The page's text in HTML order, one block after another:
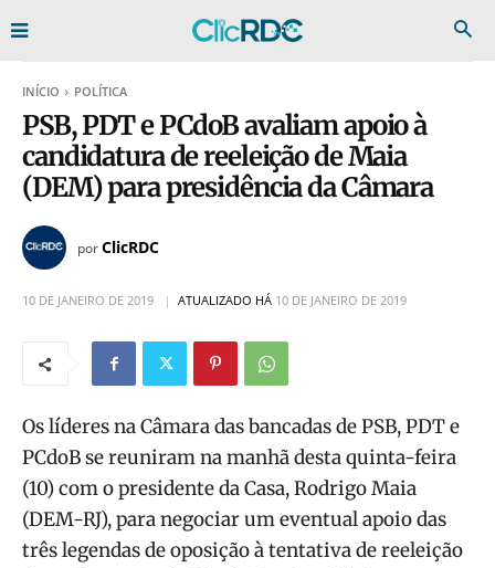
INÍCIO POLÍTICA
PSB, PDT e PCdoB avaliam apoio à
candidatura de reeleição de Maia
(DEM) para presidência da Câmara
porClicRDC
10 DE JANEIRO DE 2019 ATUALIZADO HÁ 10 DE JANEIRO DE 2019
Os líderes na Câmara das bancadas de PSB, PDT e
PCdoB se reuniram na manhã desta quinta-feira
(10) com o presidente da Casa, Rodrigo Maia
(DEM-RJ), para negociar um eventual apoio das
três legendas de oposição à tentativa de reeleição